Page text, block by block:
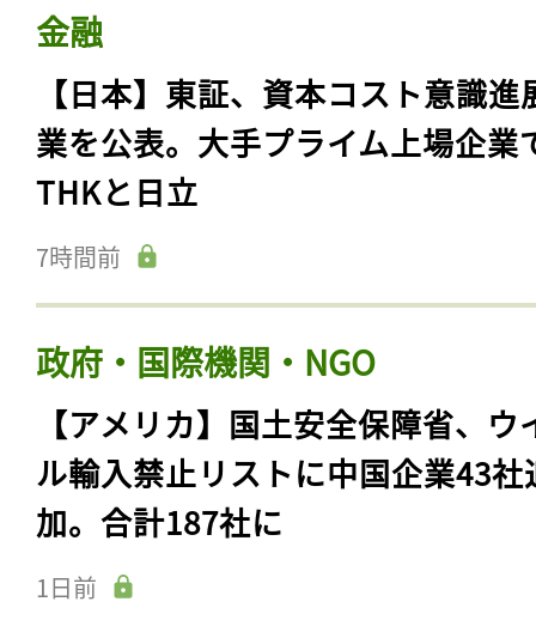
金融
【日本】東証、資本コスト意識進
業を公表。大手プライム上場企業
THKと日立
7時間前
政府・国際機関・NGO
【アメリカ】国土安全保障省、ウ
ル輸入禁止リストに中国企業43社
加。合計187社に
1日前